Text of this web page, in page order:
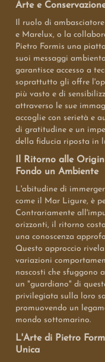
Arte e
Il ruolo di
e Marelux, o la
Pietro Formis una
suoi messaggi
garantisce accesso a
soprattutto gli offre
più vasto e di
attraverso le sue
accoglie con serietà e
di gratitudine e un
della fiducia riposta in
Il Ritorno alle
Fondo un Ambiente
L'abitudine di
come il Mar Ligure, è
Contrariamente
orizzonti, il ritorno
una conoscenza
Questo approccio
variazioni
nascosti che sfuggono
un "guardiano" di
privilegiata sulla loro
promuovendo un
mondo sottomarino.
L'Arte di Pietro
Unica